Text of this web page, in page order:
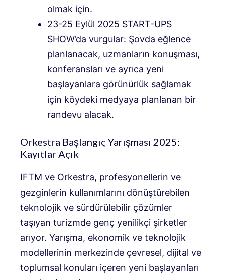
olmak için.
23-25 ​​Eylül 2025 START-UPS
SHOW’da vurgular: Şovda eğlence
planlanacak, uzmanların konuşması,
konferansları ve ayrıca yeni
başlayanlara görünürlük sağlamak
için köydeki medyaya planlanan bir
randevu alacak.
Orkestra Başlangıç ​​Yarışması 2025:
Kayıtlar Açık
IFTM ve Orkestra, profesyonellerin ve
gezginlerin kullanımlarını dönüştürebilen
teknolojik ve sürdürülebilir çözümler
taşıyan turizmde genç yenilikçi şirketler
arıyor. Yarışma, ekonomik ve teknolojik
modellerinin merkezinde çevresel, dijital ve
toplumsal konuları içeren yeni başlayanları